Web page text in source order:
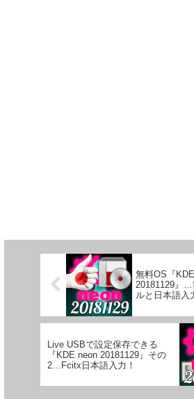
無料OS『
20181129』…
ルと日本語入
Live USBで設定保存できる
『KDE neon 20181129』その
2…Fcitx日本語入力！